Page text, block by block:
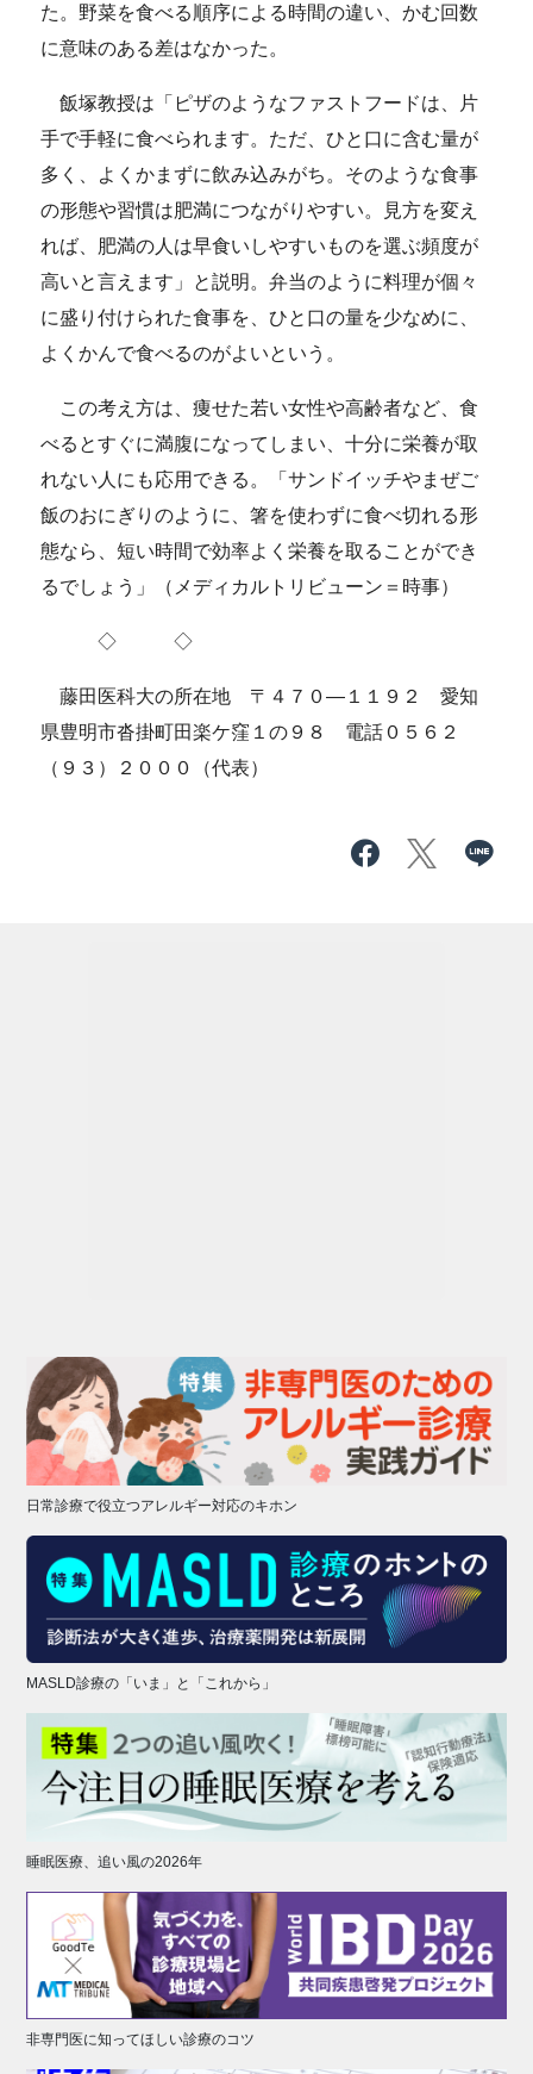
た。野菜を食べる順序による時間の違い、かむ回数
に意味のある差はなかった。
飯塚教授は「ピザのようなファストフードは、片
手で手軽に食べられます。ただ、ひと口に含む量が
多く、よくかまずに飲み込みがち。そのような食事
の形態や習慣は肥満につながりやすい。見方を変え
れば、肥満の人は早食いしやすいものを選ぶ頻度が
高いと言えます」と説明。弁当のように料理が個々
に盛り付けられた食事を、ひと口の量を少なめに、
よくかんで食べるのがよいという。
この考え方は、痩せた若い女性や高齢者など、食
べるとすぐに満腹になってしまい、十分に栄養が取
れない人にも応用できる。「サンドイッチやまぜご
飯のおにぎりのように、箸を使わずに食べ切れる形
態なら、短い時間で効率よく栄養を取ることができ
るでしょう」（メディカルトリビューン＝時事）
◇ ◇
藤田医科大の所在地 〒４７０―１１９２ 愛知
県豊明市沓掛町田楽ケ窪１の９８ 電話０５６２
（９３）２０００（代表）
日常診療で役立つアレルギー対応のキホン
MASLD診療の「いま」と「これから」
睡眠医療、追い風の2026年
非専門医に知ってほしい診療のコツ